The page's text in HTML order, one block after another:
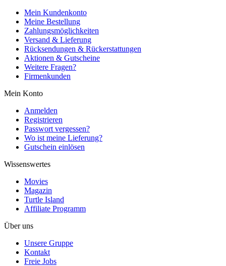
Mein Kundenkonto
Meine Bestellung
Zahlungsmöglichkeiten
Versand & Lieferung
Rücksendungen & Rückerstattungen
Aktionen & Gutscheine
Weitere Fragen?
Firmenkunden
Mein Konto
Anmelden
Registrieren
Passwort vergessen?
Wo ist meine Lieferung?
Gutschein einlösen
Wissenswertes
Movies
Magazin
Turtle Island
Affiliate Programm
Über uns
Unsere Gruppe
Kontakt
Freie Jobs